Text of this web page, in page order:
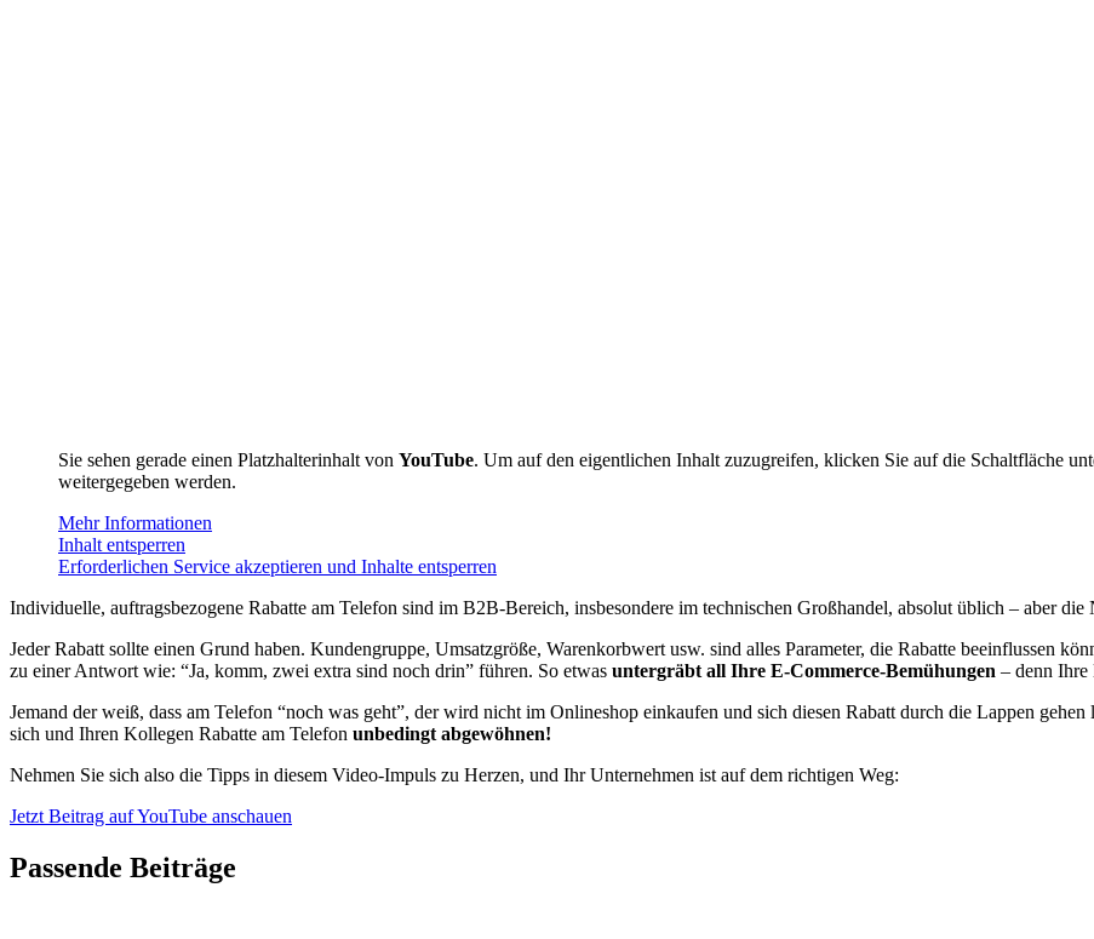
Sie sehen gerade einen Platzhalterinhalt von YouTube. Um auf den eigentlichen Inhalt zuzugreifen, klicken Sie auf die Schaltfläche
weitergegeben werden.
Mehr Informationen
Inhalt entsperren
Erforderlichen Service akzeptieren und Inhalte entsperren
Individuelle, auftragsbezogene Rabatte am Telefon sind im B2B-Bereich, insbesondere im technischen Großhandel, absolut üblich – aber die
Jeder Rabatt sollte einen Grund haben. Kundengruppe, Umsatzgröße, Warenkorbwert usw. sind alles Parameter, die Rabatte beeinflussen
zu einer Antwort wie: “Ja, komm, zwei extra sind noch drin” führen. So etwas untergräbt all Ihre E-Commerce-Bemühungen – denn
Jemand der weiß, dass am Telefon “noch was geht”, der wird nicht im Onlineshop einkaufen und sich diesen Rabatt durch die Lappen
sich und Ihren Kollegen Rabatte am Telefon unbedingt abgewöhnen!
Nehmen Sie sich also die Tipps in diesem Video-Impuls zu Herzen, und Ihr Unternehmen ist auf dem richtigen Weg:
Jetzt Beitrag auf YouTube anschauen
Passende Beiträge